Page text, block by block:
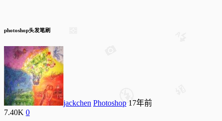
photoshop头发笔刷
jackchen Photoshop 17年前
7.40K 0